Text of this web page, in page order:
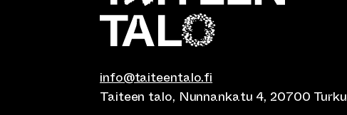
info@taiteentalo.fi
Taiteen talo, Nunnankatu 4, 20700 Turku